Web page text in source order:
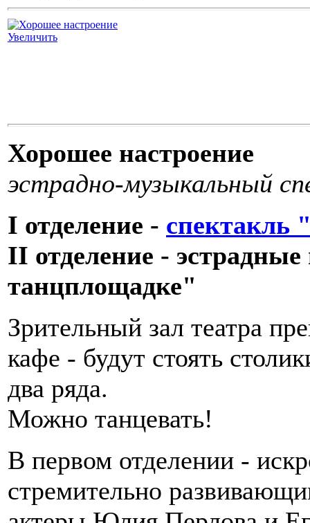
Увеличить
Хорошее настроение
эстрадно-музыкальный
I отделение - спектакль
II отделение -
танцплощадке"
Зрительный зал театра
кафе - будут стоять
два ряда.
Можно танцевать!
В первом отделении -
стремительно